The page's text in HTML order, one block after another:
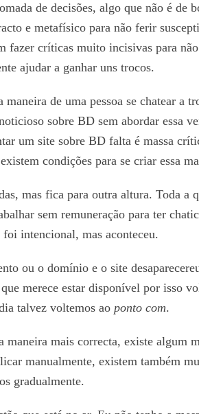
de decisões, algo que não é de
e metafísico para não ferir
fazer críticas muito incisivas para
ajudar a ganhar uns trocos.
de uma pessoa se chatear a
sobre BD sem abordar essa
um site sobre BD falta é massa
condições para se criar essa
mas fica para outra altura. Toda a
sem remuneração para ter
intencional, mas aconteceu.
ou o domínio e o site
merece estar disponível por isso
talvez voltemos ao ponto com.
mais correcta, existe algum
manualmente, existem também
gradualmente.